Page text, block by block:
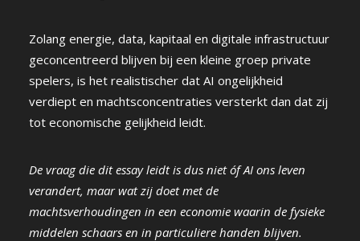
Zolang energie, data, kapitaal en digitale infrastructuur
geconcentreerd blijven bij een kleine groep private
spelers, is het realistischer dat AI ongelijkheid
verdiept en machtsconcentraties versterkt dan dat zij
tot economische gelijkheid leidt.
De vraag die dit essay leidt is dus niet óf AI ons leven
verandert, maar wat zij doet met de
machtsverhoudingen in een economie waarin de fysieke
middelen schaars en in particuliere handen blijven.